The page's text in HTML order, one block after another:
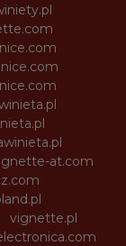
at.com
vignette.pl